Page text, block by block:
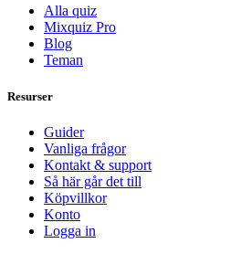
Alla quiz
Mixquiz Pro
Blog
Teman
Resurser
Guider
Vanliga frågor
Kontakt & support
Så här går det till
Köpvillkor
Konto
Logga in